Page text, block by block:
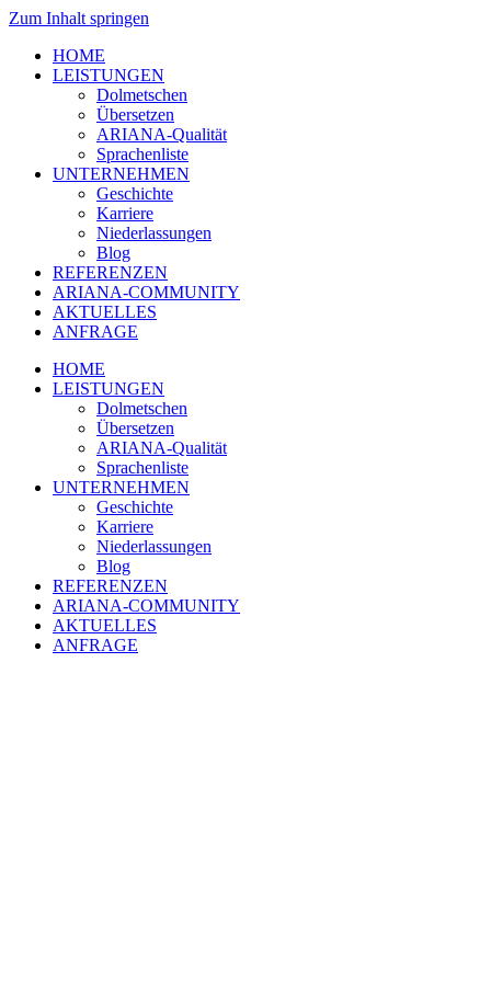
Zum Inhalt springen
HOME
LEISTUNGEN
Dolmetschen
Übersetzen
ARIANA-Qualität
Sprachenliste
UNTERNEHMEN
Geschichte
Karriere
Niederlassungen
Blog
REFERENZEN
ARIANA-COMMUNITY
AKTUELLES
ANFRAGE
HOME
LEISTUNGEN
Dolmetschen
Übersetzen
ARIANA-Qualität
Sprachenliste
UNTERNEHMEN
Geschichte
Karriere
Niederlassungen
Blog
REFERENZEN
ARIANA-COMMUNITY
AKTUELLES
ANFRAGE